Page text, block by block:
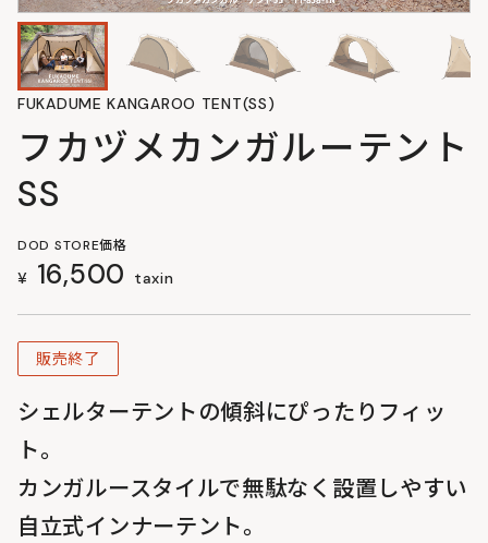
FUKADUME KANGAROO TENT(SS)
フカヅメカンガルーテント
SS
DOD STORE価格
¥ 16,500 taxin
販売終了
シェルターテントの傾斜にぴったりフィッ
ト。
カンガルースタイルで無駄なく設置しやすい
自立式インナーテント。